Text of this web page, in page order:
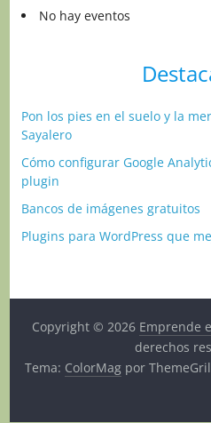
No hay eventos
Pon los pies en el suelo y la
Sayalero
Cómo configurar Google
plugin
Bancos de imágenes gratuitos
Plugins para WordPress que
Copyright © 2026 Emprende
derechos
Tema: ColorMag por